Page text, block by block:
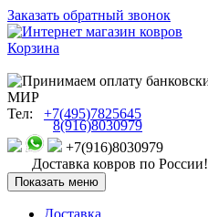
Заказать обратный звонок
Корзина
Тел: +7(495)7825645
8(916)8030979
+7(916)8030979
Доставка ковров по России!
Показать меню
Доставка